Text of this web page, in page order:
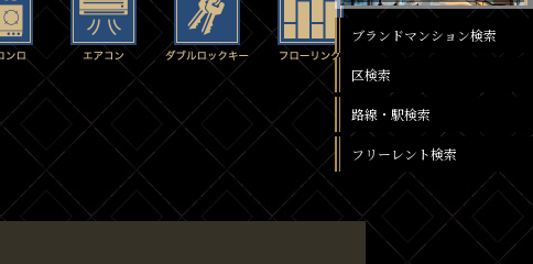
ブランドマンション検索
区検索
路線・駅検索
フリーレント検索